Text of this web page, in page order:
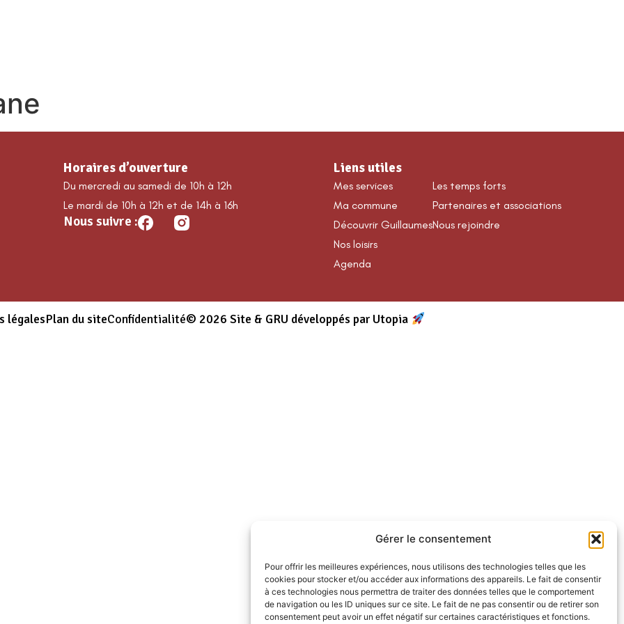
Gérer le consentement
Pour offrir les meilleures expériences, nous utilisons des technologies telles que les
cookies pour stocker et/ou accéder aux informations des appareils. Le fait de consentir
à ces technologies nous permettra de traiter des données telles que le comportement
de navigation ou les ID uniques sur ce site. Le fait de ne pas consentir ou de retirer son
consentement peut avoir un effet négatif sur certaines caractéristiques et fonctions.
Horaires d’ouverture
Du mercredi au samedi de 10h à 12h
Le mardi de 10h à 12h et de 14h à 16h
Nous suivre :
Liens utiles
Mes services
Ma commune
Découvrir Guillaumes
Nos loisirs
Agenda
Les temps forts
Partenaires et associations
Nous rejoindre
légalesPlan du siteConfidentialité© 2026 Site & GRU développés par Utopia